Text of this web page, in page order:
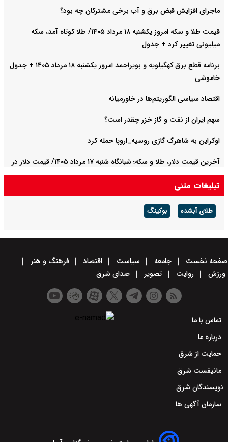
ماجرای افزایش قبض برق و آب برخی مشترکان چه بود؟
قیمت طلا و سکه امروز یکشنبه ۱۸ مرداد ۱۴۰۵/ طلا کوتاه آمد، سکه
میلیونی تغییر کرد + جدول
برنامه قطع برق کهگیلویه و بویراحمد امروز یکشنبه ۱۸ مرداد ۱۴۰۵ + جدول
خاموشی
اقتصاد سیاسی الگوریتم‌ها در خاورمیانه
سهم ایران از نفت و گاز خزر چقدر است؟
اوکراین به شاهرگ گازی روسیه_اروپا حمله کرد
آخرین قیمت دلار، طلا و سکه؛ شبانگاه شنبه ۱۷ مرداد ۱۴۰۵/ قیمت دلار در
مسیر افزایش افتاد
تبلیغات متنی
طلای آبشده بوکینگ
صفحه نخست جامعه سیاست اقتصاد
فرهنگ و هنر
ورزش
روایت تصویر صدای شرق
تماس با ما
درباره ما
حمایت از شرق
مانیفست شرق
نویسندگان شرق
سازمان آگهی ها